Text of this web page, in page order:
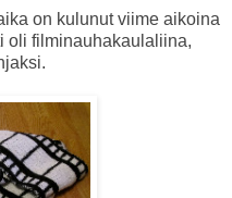
on kulunut viime aikoina
oli filminauhakaulaliina,